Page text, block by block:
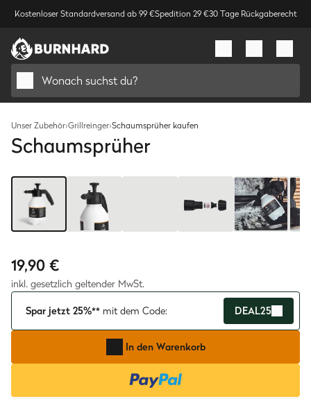
Kostenloser Standardversand ab 99 €Spedition 29 €30 Tage Rückgaberecht
Wonach suchst du?
Unser Zubehör›Grillreinger›Schaumsprüher kaufen
Schaumsprüher
Bild 1/
19,90 €
inkl. gesetzlich geltender MwSt.
Spar jetzt 25%** mit dem Code: DEAL25
In den Warenkorb